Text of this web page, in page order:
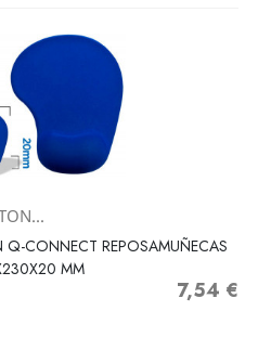
Q-CONNECT REPOSAMUÑECAS
MM
Precio
7,54 €